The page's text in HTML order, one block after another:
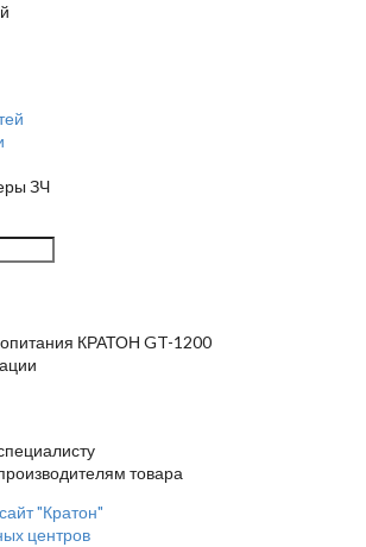
ЗЧ
КРАТОН GT-1200
товара
"Кратон"
центров